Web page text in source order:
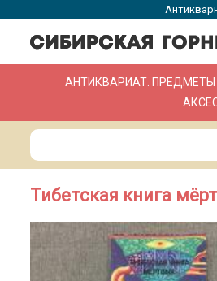
АНТИКВАРИАТ. ПРЕДМЕТЫ
Тибетская книга